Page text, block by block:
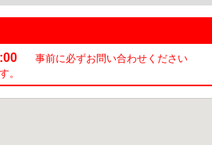
事前に必ずお問い合わせください
。